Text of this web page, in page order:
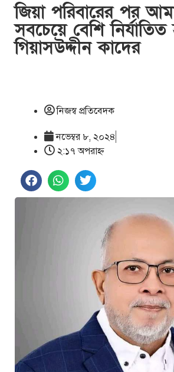
জিয়া পরিবারের পর
সবচেয়ে বেশি নির্যাতিত
গিয়াসউদ্দীন কাদের
নিজস্ব প্রতিবেদক
নভেম্বর ৮, ২০২৪
২:১৭ অপরাহ্ণ